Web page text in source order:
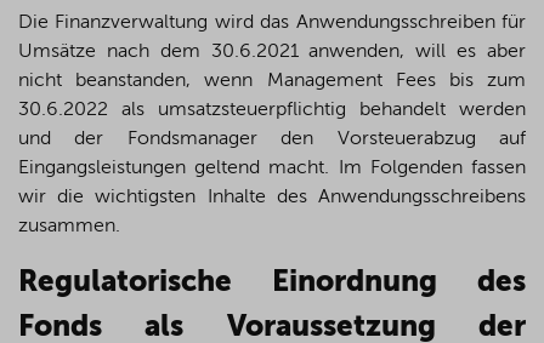
Die Finanzverwaltung wird das Anwendungsschreiben für
Umsätze nach dem 30.6.2021 anwenden, will es aber
nicht beanstanden, wenn Management Fees bis zum
30.6.2022 als umsatzsteuerpflichtig behandelt werden
und der Fondsmanager den Vorsteuerabzug auf
Eingangsleistungen geltend macht. Im Folgenden fassen
wir die wichtigsten Inhalte des Anwendungsschreibens
zusammen.
Regulatorische Einordnung des
Fonds als Voraussetzung der